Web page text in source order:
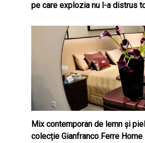
pe care explozia nu l-a distrus
Mix contemporan de lemn şi
colecție Gianfranco Ferre Home